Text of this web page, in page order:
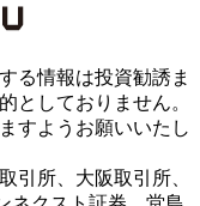
る情報は投資勧誘ま
としておりません。
すようお願いいたし
引所、大阪取引所、